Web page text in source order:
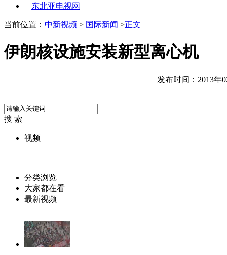
东北亚电视网
当前位置： 中新视频 > 国际新闻 >正文
伊朗核设施安装新型离心机
发布时间：2013年
搜 索
视频
分类浏览
大家都在看
最新视频